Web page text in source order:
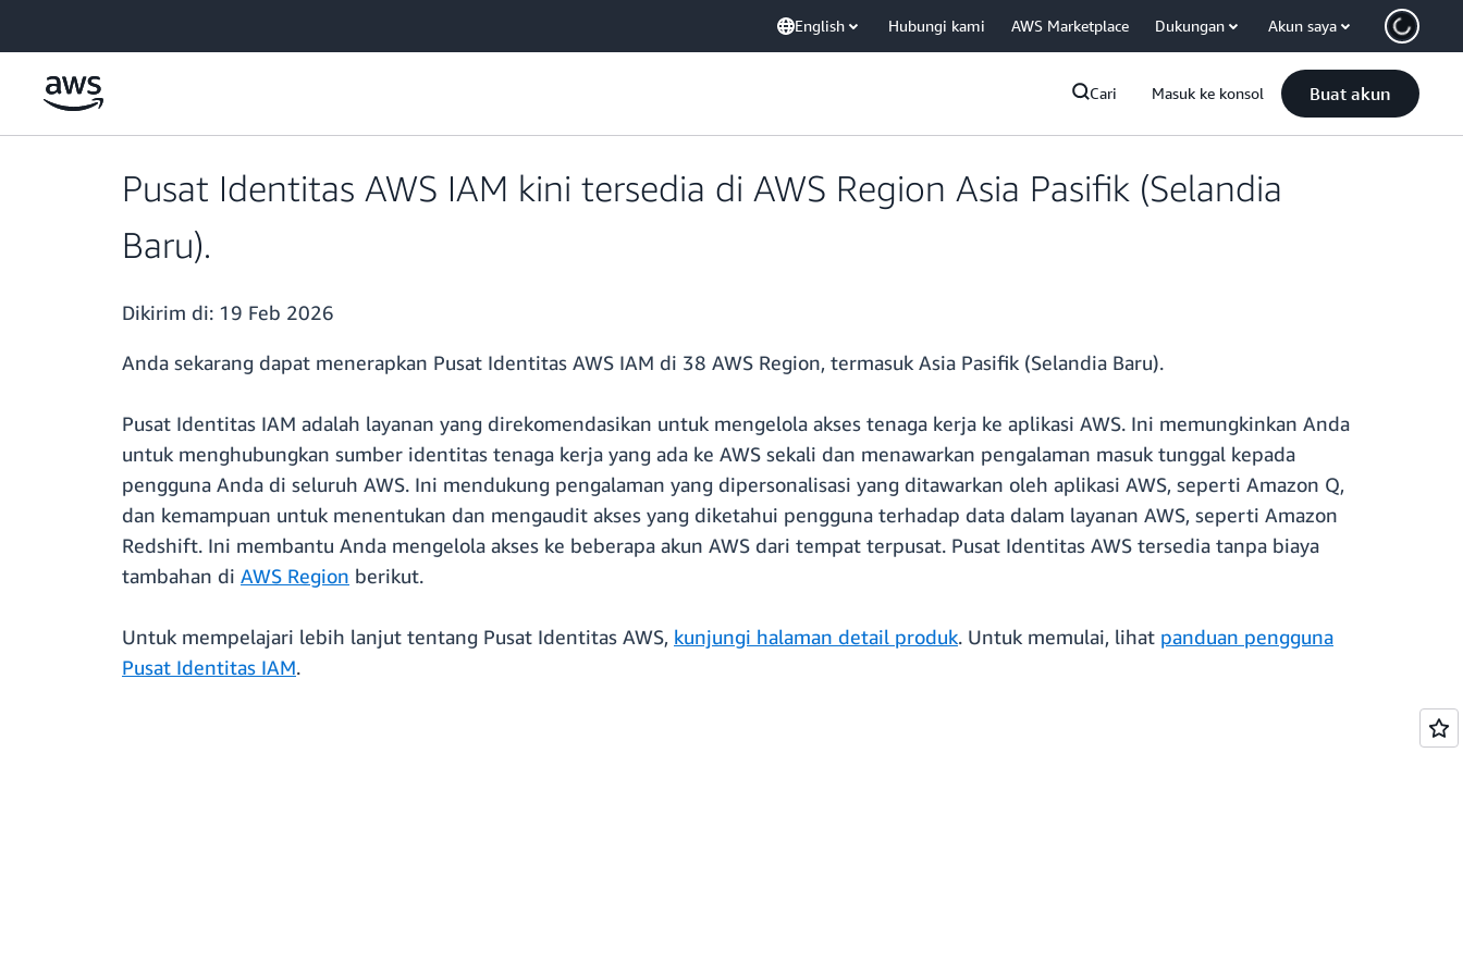
English Hubungi kami AWS Marketplace Dukungan Akun saya
Cari Masuk ke konsol Buat akun
Pusat Identitas AWS IAM kini tersedia di AWS Region Asia Pasifik (Selandia
Baru).
Dikirim di: 19 Feb 2026
Anda sekarang dapat menerapkan Pusat Identitas AWS IAM di 38 AWS Region, termasuk Asia Pasifik (Selandia Baru).
Pusat Identitas IAM adalah layanan yang direkomendasikan untuk mengelola akses tenaga kerja ke aplikasi AWS. Ini memungkinkan Anda
untuk menghubungkan sumber identitas tenaga kerja yang ada ke AWS sekali dan menawarkan pengalaman masuk tunggal kepada
pengguna Anda di seluruh AWS. Ini mendukung pengalaman yang dipersonalisasi yang ditawarkan oleh aplikasi AWS, seperti Amazon Q,
dan kemampuan untuk menentukan dan mengaudit akses yang diketahui pengguna terhadap data dalam layanan AWS, seperti Amazon
Redshift. Ini membantu Anda mengelola akses ke beberapa akun AWS dari tempat terpusat. Pusat Identitas AWS tersedia tanpa biaya
tambahan di AWS Region berikut.
Untuk mempelajari lebih lanjut tentang Pusat Identitas AWS, kunjungi halaman detail produk. Untuk memulai, lihat panduan pengguna
Pusat Identitas IAM.